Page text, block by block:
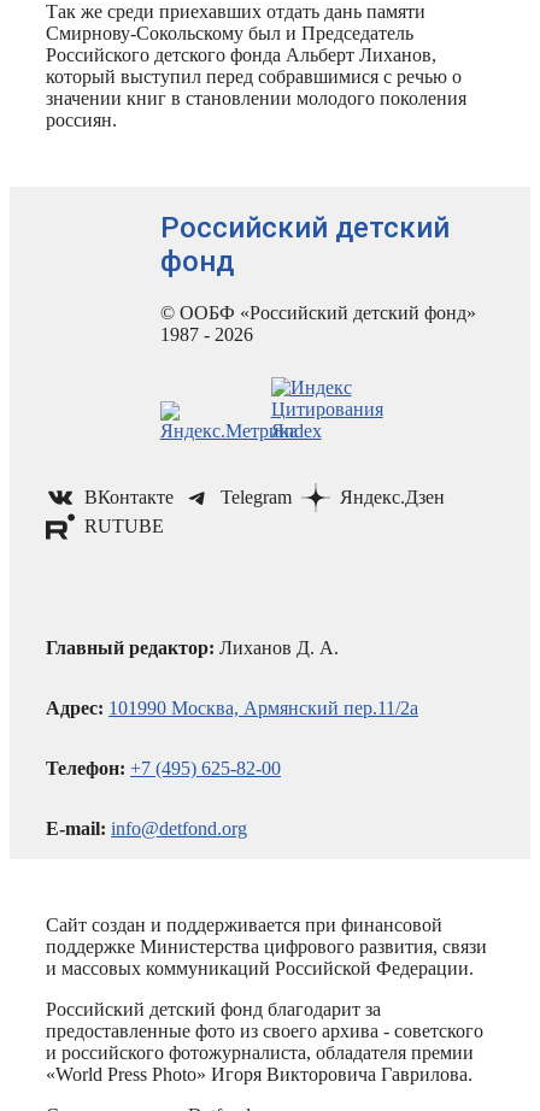
Так же среди приехавших отдать дань памяти
Смирнову-Сокольскому был и Председатель
Российского детского фонда Альберт Лиханов,
который выступил перед собравшимися с речью о
значении книг в становлении молодого поколения
россиян.
Российский детский
фонд
© ООБФ «Российский детский фонд»
1987 - 2026
ВКонтакте Telegram
Яндекс.Дзен
RUTUBE
Главный редактор: Лиханов Д. А.
Адрес: 101990 Москва, Армянский пер.11/2а
Телефон: +7 (495) 625-82-00
E-mail: info@detfond.org
Сайт создан и поддерживается при финансовой
поддержке Министерства цифрового развития, связи
и массовых коммуникаций Российской Федерации.
Российский детский фонд благодарит за
предоставленные фото из своего архива - советского
и российского фотожурналиста, обладателя премии
«World Press Photo» Игоря Викторовича Гаврилова.